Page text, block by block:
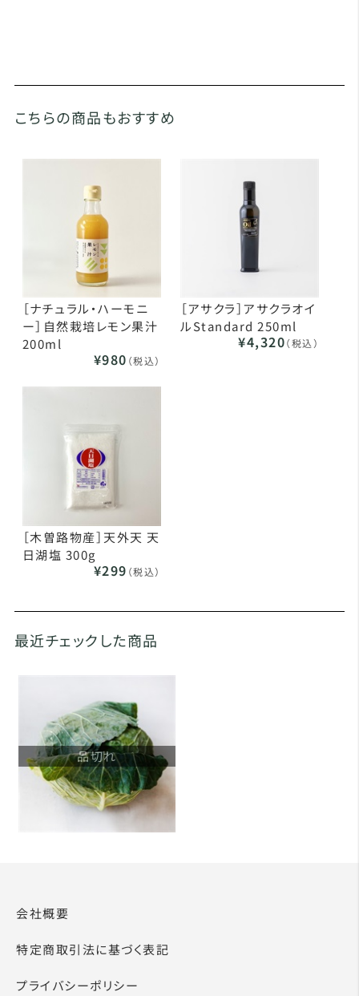
こちらの商品もおすすめ
［ナチュラル・ハーモニ
ー］自然栽培レモン果汁
200ml
¥980 （税込）
［アサクラ］アサクラオイ
ルStandard 250ml
¥4,320（税込）
［木曽路物産］天外天 天
日湖塩 300g
¥299 （税込）
最近チェックした商品
品切れ
会社概要
特定商取引法に基づく表記
プライバシーポリシー